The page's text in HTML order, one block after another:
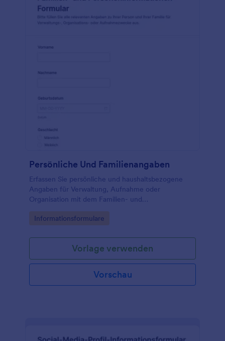
Persönliche Und Familienangaben
Erfassen Sie persönliche und haushaltsbezogene
Angaben für Verwaltung, Aufnahme oder
Organisation mit dem Familien- und
vereinfachen Sie die Datenerfassung sowie die
Go to Category:
Informationsformulare
Vorlage verwenden
Vorschau